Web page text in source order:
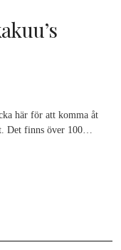
här för att komma åt
Det finns över 100…